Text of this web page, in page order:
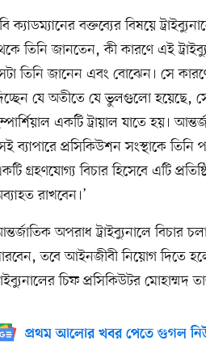
ক্যাডম্যানের বক্তব্যের বিষয়ে
তিনি জানতেন, কী কারণে এই
তিনি জানেন এবং বোঝেন। সে
যে অতীতে যে ভুলগুলো হয়েছে,
একটি ট্রায়াল যাতে হয়।
ব্যাপারে প্রসিকিউশন সংস্থাকে
গ্রহণযোগ্য বিচার হিসেবে এটি
রাখবেন।’
অপরাধ ট্রাইব্যুনালে বিচার
তবে আইনজীবী নিয়োগ দিতে
চিফ প্রসিকিউটর মোহাম্মদ
প্রথম আলোর খবর পেতে গুগল